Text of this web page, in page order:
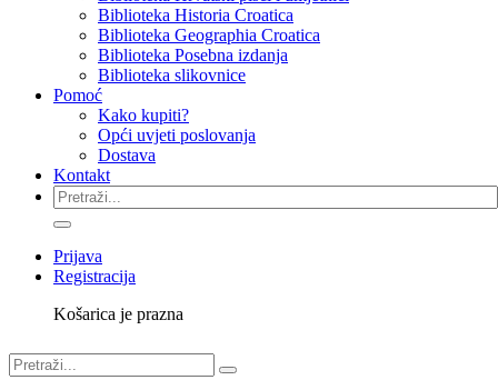
Biblioteka Historia Croatica
Biblioteka Geographia Croatica
Biblioteka Posebna izdanja
Biblioteka slikovnice
Pomoć
Kako kupiti?
Opći uvjeti poslovanja
Dostava
Kontakt
Prijava
Registracija
Košarica je prazna